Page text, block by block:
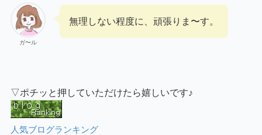
ガ〜ル
無理しない程度に、頑張りま〜す。
▽ポチッと押していただけたら嬉しいです♪
人気ブログランキング